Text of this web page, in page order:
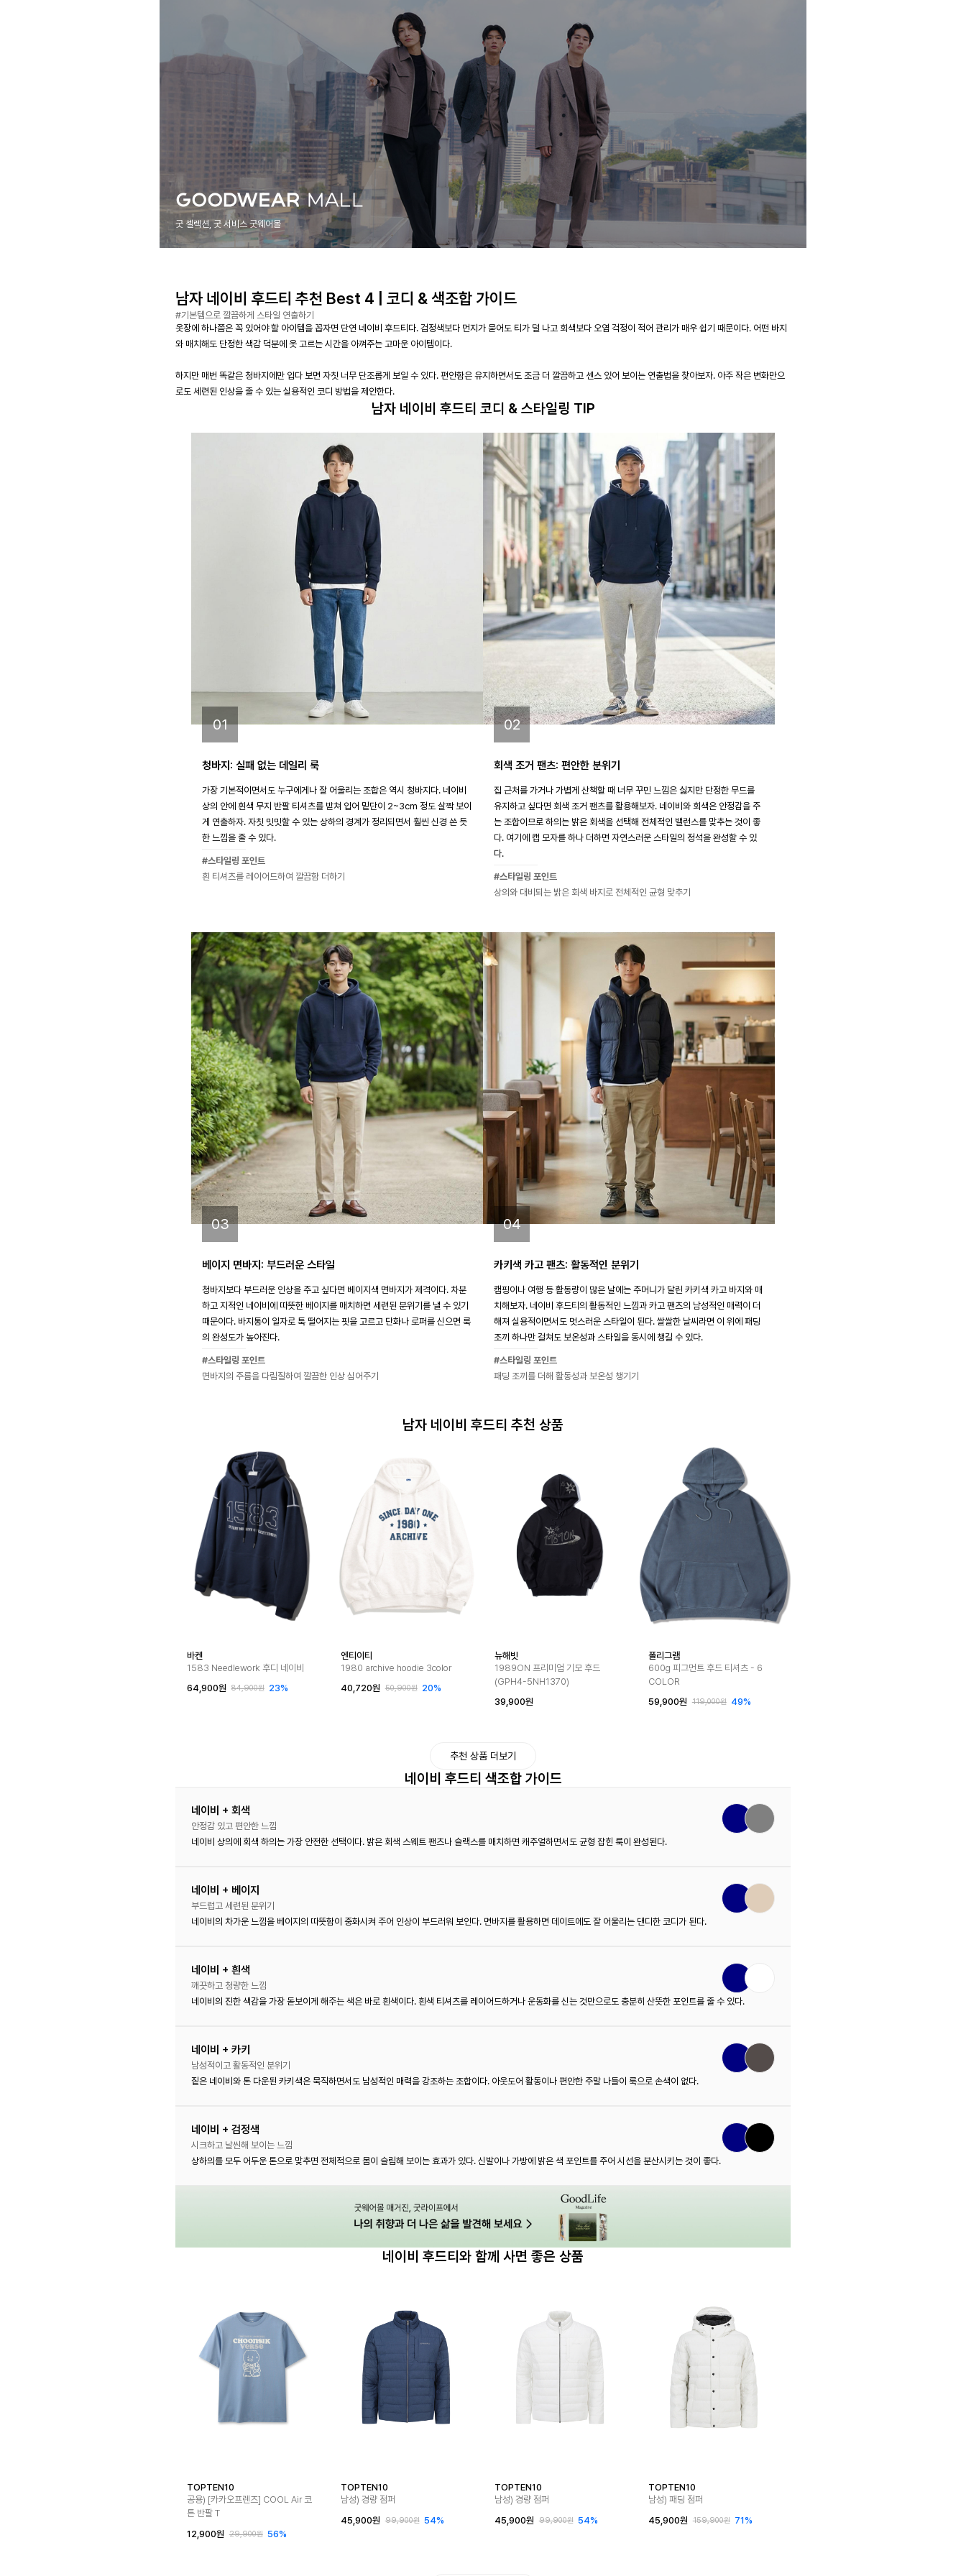
굿 셀렉션, 굿 서비스 굿웨어몰
남자 네이비 후드티 추천 Best 4 | 코디 & 색조합 가이드
#기본템으로 깔끔하게 스타일 연출하기
옷장에 하나쯤은 꼭 있어야 할 아이템을 꼽자면 단연 네이비 후드티다. 검정색보다 먼지가 묻어도 티가 덜 나고 회색보다 오염 걱정이 적어 관리가 매우 쉽기 때문이다. 어떤 바지
와 매치해도 단정한 색감 덕분에 옷 고르는 시간을 아껴주는 고마운 아이템이다.
하지만 매번 똑같은 청바지에만 입다 보면 자칫 너무 단조롭게 보일 수 있다. 편안함은 유지하면서도 조금 더 깔끔하고 센스 있어 보이는 연출법을 찾아보자. 아주 작은 변화만으
로도 세련된 인상을 줄 수 있는 실용적인 코디 방법을 제안한다.
남자 네이비 후드티 코디 & 스타일링 TIP
01
청바지: 실패 없는 데일리 룩
가장 기본적이면서도 누구에게나 잘 어울리는 조합은 역시 청바지다. 네이비
상의 안에 흰색 무지 반팔 티셔츠를 받쳐 입어 밑단이 2~3cm 정도 살짝 보이
게 연출하자. 자칫 밋밋할 수 있는 상하의 경계가 정리되면서 훨씬 신경 쓴 듯
한 느낌을 줄 수 있다.
#스타일링 포인트
흰 티셔츠를 레이어드하여 깔끔함 더하기
02
회색 조거 팬츠: 편안한 분위기
집 근처를 가거나 가볍게 산책할 때 너무 꾸민 느낌은 싫지만 단정한 무드를
유지하고 싶다면 회색 조거 팬츠를 활용해보자. 네이비와 회색은 안정감을 주
는 조합이므로 하의는 밝은 회색을 선택해 전체적인 밸런스를 맞추는 것이 좋
다. 여기에 캡 모자를 하나 더하면 자연스러운 스타일의 정석을 완성할 수 있
다.
#스타일링 포인트
상의와 대비되는 밝은 회색 바지로 전체적인 균형 맞추기
03
베이지 면바지: 부드러운 스타일
청바지보다 부드러운 인상을 주고 싶다면 베이지색 면바지가 제격이다. 차분
하고 지적인 네이비에 따뜻한 베이지를 매치하면 세련된 분위기를 낼 수 있기
때문이다. 바지통이 일자로 툭 떨어지는 핏을 고르고 단화나 로퍼를 신으면 룩
의 완성도가 높아진다.
#스타일링 포인트
면바지의 주름을 다림질하여 깔끔한 인상 심어주기
04
카키색 카고 팬츠: 활동적인 분위기
캠핑이나 여행 등 활동량이 많은 날에는 주머니가 달린 카키색 카고 바지와 매
치해보자. 네이비 후드티의 활동적인 느낌과 카고 팬츠의 남성적인 매력이 더
해져 실용적이면서도 멋스러운 스타일이 된다. 쌀쌀한 날씨라면 이 위에 패딩
조끼 하나만 걸쳐도 보온성과 스타일을 동시에 챙길 수 있다.
#스타일링 포인트
패딩 조끼를 더해 활동성과 보온성 챙기기
남자 네이비 후드티 추천 상품
바켄
1583 Needlework 후디 네이비
64,900원
84,900원 23%
엔티이티
1980 archive hoodie 3color
40,720원
50,900원 20%
뉴해빗
1989ON 프리미엄 기모 후드
(GPH4-5NH1370)
39,900원
폴리그램
600g 피그먼트 후드 티셔츠 - 6
COLOR
59,900원
119,000원 49%
추천 상품 더보기
네이비 후드티 색조합 가이드
네이비 + 회색
안정감 있고 편안한 느낌
네이비 상의에 회색 하의는 가장 안전한 선택이다. 밝은 회색 스웨트 팬츠나 슬랙스를 매치하면 캐주얼하면서도 균형 잡힌 룩이 완성된다.
네이비 + 베이지
부드럽고 세련된 분위기
네이비의 차가운 느낌을 베이지의 따뜻함이 중화시켜 주어 인상이 부드러워 보인다. 면바지를 활용하면 데이트에도 잘 어울리는 댄디한 코디가 된다.
네이비 + 흰색
깨끗하고 청량한 느낌
네이비의 진한 색감을 가장 돋보이게 해주는 색은 바로 흰색이다. 흰색 티셔츠를 레이어드하거나 운동화를 신는 것만으로도 충분히 산뜻한 포인트를 줄 수 있다.
네이비 + 카키
남성적이고 활동적인 분위기
짙은 네이비와 톤 다운된 카키색은 묵직하면서도 남성적인 매력을 강조하는 조합이다. 아웃도어 활동이나 편안한 주말 나들이 룩으로 손색이 없다.
네이비 + 검정색
시크하고 날씬해 보이는 느낌
상하의를 모두 어두운 톤으로 맞추면 전체적으로 몸이 슬림해 보이는 효과가 있다. 신발이나 가방에 밝은 색 포인트를 주어 시선을 분산시키는 것이 좋다.
네이비 후드티와 함께 사면 좋은 상품
TOPTEN10
공용) [카카오프렌즈] COOL Air 코
튼 반팔 T
12,900원
29,900원 56%
TOPTEN10
남성) 경량 점퍼
45,900원
99,900원 54%
TOPTEN10
남성) 경량 점퍼
45,900원
99,900원 54%
TOPTEN10
남성) 패딩 점퍼
45,900원
159,900원 71%